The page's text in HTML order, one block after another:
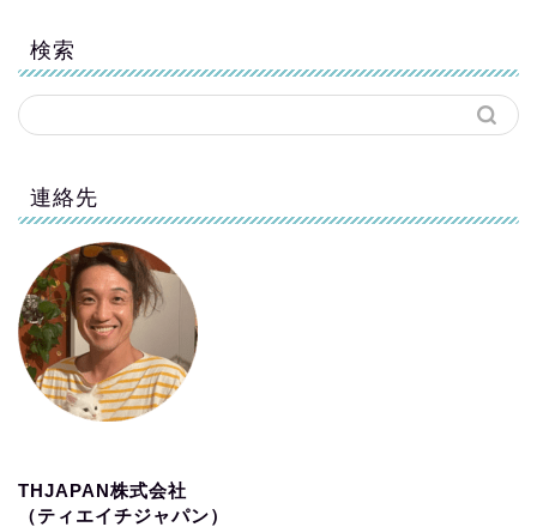
検索
連絡先
THJAPAN株式会社
（ティエイチジャパン）